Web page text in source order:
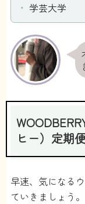
学芸大学
ヒー）定期
早速、気になる
ていきましょう。